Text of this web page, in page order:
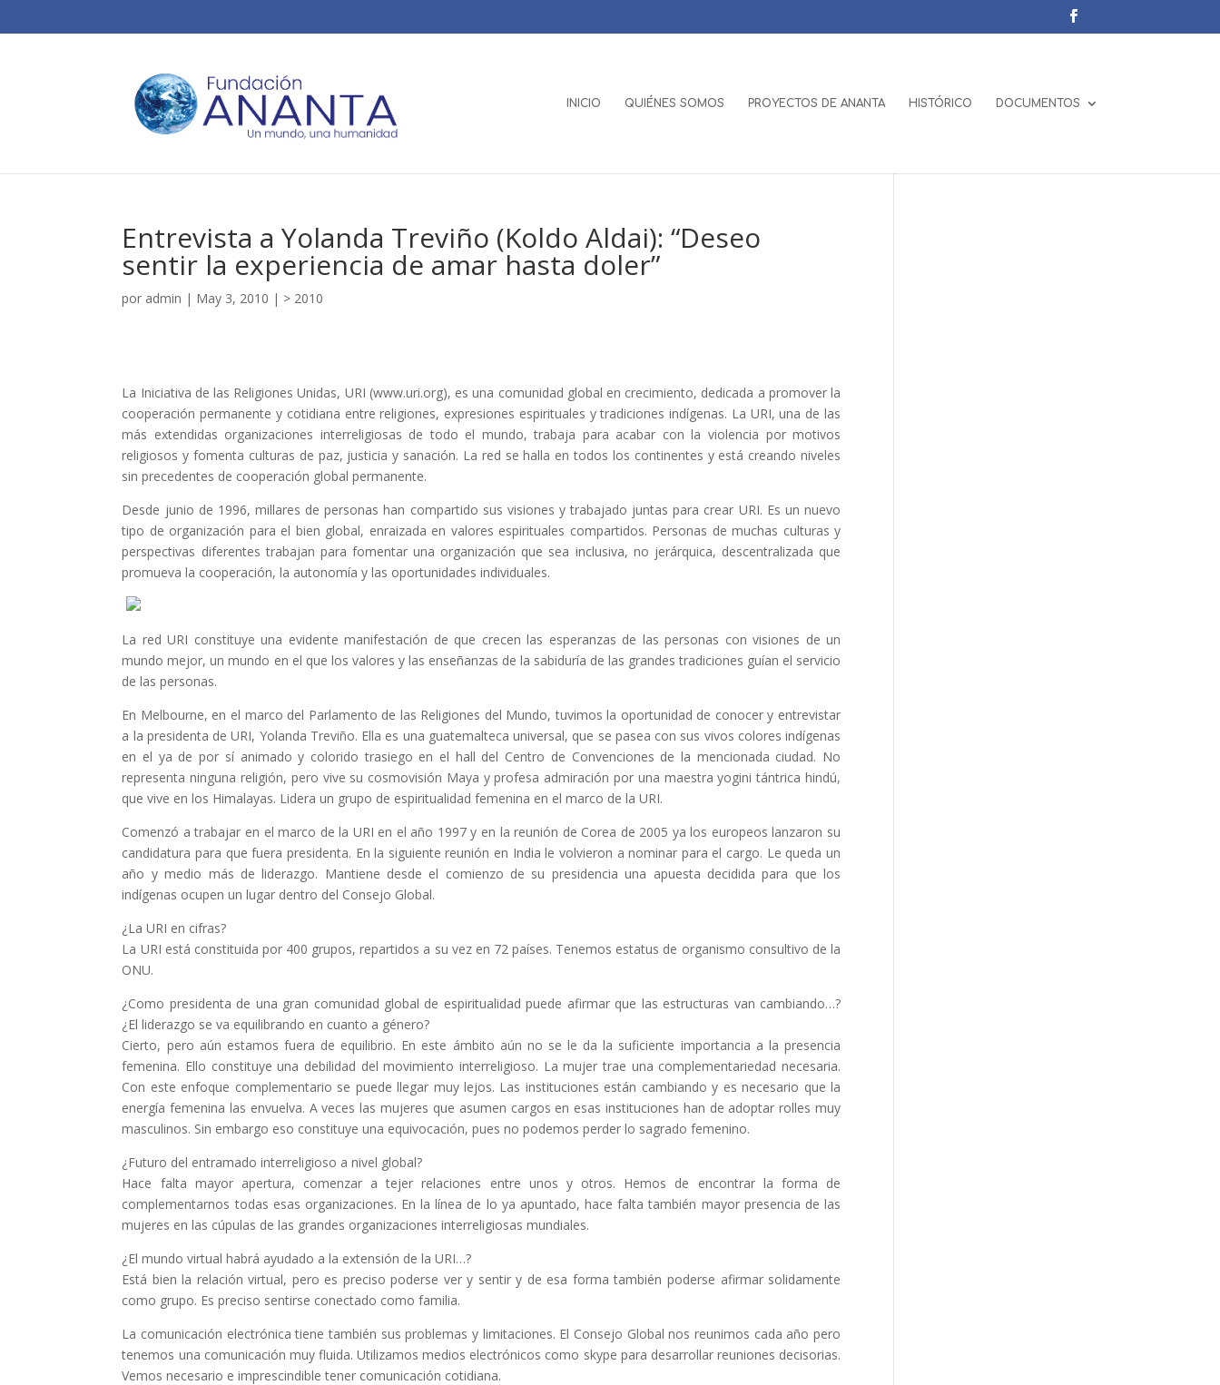
INICIO QUIÉNES SOMOS PROYECTOS DE ANANTA HISTÓRICO DOCUMENTOS
Entrevista a Yolanda Treviño (Koldo Aldai): “Deseo
sentir la experiencia de amar hasta doler”
por admin | May 3, 2010 | > 2010
La Iniciativa de las Religiones Unidas, URI (www.uri.org), es una comunidad global en crecimiento, dedicada a promover la
cooperación permanente y cotidiana entre religiones, expresiones espirituales y tradiciones indígenas. La URI, una de las
más extendidas organizaciones interreligiosas de todo el mundo, trabaja para acabar con la violencia por motivos
religiosos y fomenta culturas de paz, justicia y sanación. La red se halla en todos los continentes y está creando niveles
sin precedentes de cooperación global permanente.
Desde junio de 1996, millares de personas han compartido sus visiones y trabajado juntas para crear URI. Es un nuevo
tipo de organización para el bien global, enraizada en valores espirituales compartidos. Personas de muchas culturas y
perspectivas diferentes trabajan para fomentar una organización que sea inclusiva, no jerárquica, descentralizada que
promueva la cooperación, la autonomía y las oportunidades individuales.
La red URI constituye una evidente manifestación de que crecen las esperanzas de las personas con visiones de un
mundo mejor, un mundo en el que los valores y las enseñanzas de la sabiduría de las grandes tradiciones guían el servicio
de las personas.
En Melbourne, en el marco del Parlamento de las Religiones del Mundo, tuvimos la oportunidad de conocer y entrevistar
a la presidenta de URI, Yolanda Treviño. Ella es una guatemalteca universal, que se pasea con sus vivos colores indígenas
en el ya de por sí animado y colorido trasiego en el hall del Centro de Convenciones de la mencionada ciudad. No
representa ninguna religión, pero vive su cosmovisión Maya y profesa admiración por una maestra yogini tántrica hindú,
que vive en los Himalayas. Lidera un grupo de espiritualidad femenina en el marco de la URI.
Comenzó a trabajar en el marco de la URI en el año 1997 y en la reunión de Corea de 2005 ya los europeos lanzaron su
candidatura para que fuera presidenta. En la siguiente reunión en India le volvieron a nominar para el cargo. Le queda un
año y medio más de liderazgo. Mantiene desde el comienzo de su presidencia una apuesta decidida para que los
indígenas ocupen un lugar dentro del Consejo Global.
¿La URI en cifras?
La URI está constituida por 400 grupos, repartidos a su vez en 72 países. Tenemos estatus de organismo consultivo de la
ONU.
¿Como presidenta de una gran comunidad global de espiritualidad puede afirmar que las estructuras van cambiando…?
¿El liderazgo se va equilibrando en cuanto a género?
Cierto, pero aún estamos fuera de equilibrio. En este ámbito aún no se le da la suficiente importancia a la presencia
femenina. Ello constituye una debilidad del movimiento interreligioso. La mujer trae una complementariedad necesaria.
Con este enfoque complementario se puede llegar muy lejos. Las instituciones están cambiando y es necesario que la
energía femenina las envuelva. A veces las mujeres que asumen cargos en esas instituciones han de adoptar rolles muy
masculinos. Sin embargo eso constituye una equivocación, pues no podemos perder lo sagrado femenino.
¿Futuro del entramado interreligioso a nivel global?
Hace falta mayor apertura, comenzar a tejer relaciones entre unos y otros. Hemos de encontrar la forma de
complementarnos todas esas organizaciones. En la línea de lo ya apuntado, hace falta también mayor presencia de las
mujeres en las cúpulas de las grandes organizaciones interreligiosas mundiales.
¿El mundo virtual habrá ayudado a la extensión de la URI…?
Está bien la relación virtual, pero es preciso poderse ver y sentir y de esa forma también poderse afirmar solidamente
como grupo. Es preciso sentirse conectado como familia.
La comunicación electrónica tiene también sus problemas y limitaciones. El Consejo Global nos reunimos cada año pero
tenemos una comunicación muy fluida. Utilizamos medios electrónicos como skype para desarrollar reuniones decisorias.
Vemos necesario e imprescindible tener comunicación cotidiana.